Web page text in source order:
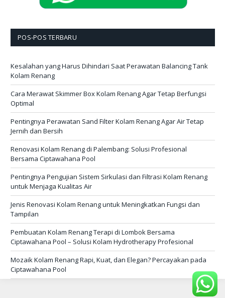
POS-POS TERBARU
Kesalahan yang Harus Dihindari Saat Perawatan Balancing Tank
Kolam Renang
Cara Merawat Skimmer Box Kolam Renang Agar Tetap Berfungsi
Optimal
Pentingnya Perawatan Sand Filter Kolam Renang Agar Air Tetap
Jernih dan Bersih
Renovasi Kolam Renang di Palembang: Solusi Profesional
Bersama Ciptawahana Pool
Pentingnya Pengujian Sistem Sirkulasi dan Filtrasi Kolam Renang
untuk Menjaga Kualitas Air
Jenis Renovasi Kolam Renang untuk Meningkatkan Fungsi dan
Tampilan
Pembuatan Kolam Renang Terapi di Lombok Bersama
Ciptawahana Pool – Solusi Kolam Hydrotherapy Profesional
Mozaik Kolam Renang Rapi, Kuat, dan Elegan? Percayakan pada
Ciptawahana Pool